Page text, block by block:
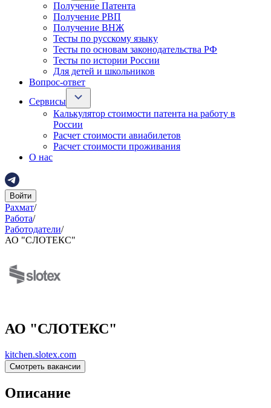
Получение Патента
Получение РВП
Получение ВНЖ
Тесты по русскому языку
Тесты по основам законодательства РФ
Тесты по истории России
Для детей и школьников
Вопрос-ответ
Сервисы
Калькулятор стоимости патента на работу в
России
Расчет стоимости авиабилетов
Расчет стоимости проживания
О нас
Войти
Рахмат/
Работа/
Работодатели/
АО "СЛОТЕКС"
АО "СЛОТЕКС"
kitchen.slotex.com
Смотреть вакансии
Описание